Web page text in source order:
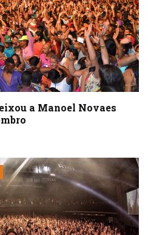
a Manoel Novaes